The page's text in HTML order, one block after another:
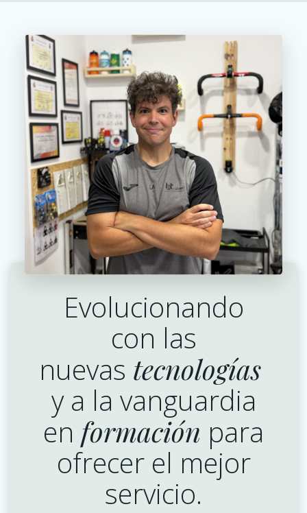
Evolucionando
con las
nuevas tecnologías
y a la vanguardia
en formación para
ofrecer el mejor
servicio.